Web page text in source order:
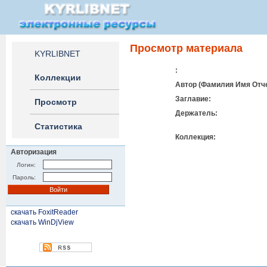
KYRLIBNET
Коллекции
Просмотр
Статистика
Авторизация
Логин:
Пароль:
скачать FoxitReader
скачать WinDjView
Просмотр материала
:
Автор (Фамилия Имя
Заглавие:
Держатель:
Коллекция: